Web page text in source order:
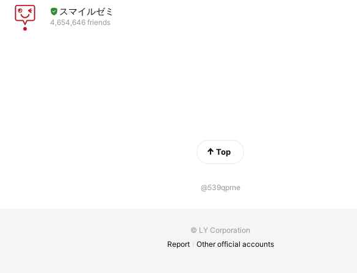
スマイルゼミ
4,654,646 friends
Top
@539qprne
© LY Corporation
Report
Other official accounts